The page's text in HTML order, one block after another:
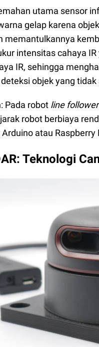
utama sensor
gelap karena
memantulkannya
intensitas cahaya
IR, sehingga
objek yang tidak
Pada robot line follower
robot berbiaya
atau Raspberry
Teknologi